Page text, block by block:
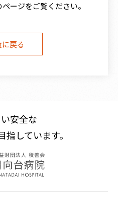
町1081
ページをご覧ください。
戻る
安全な
しています。